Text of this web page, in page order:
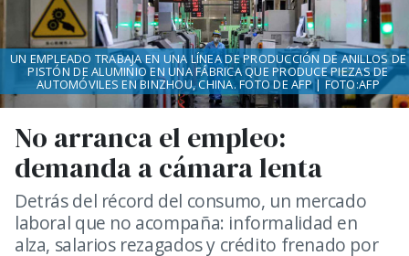
No arranca el empleo:
demanda a cámara lenta
Detrás del récord del consumo, un mercado
laboral que no acompaña: informalidad en
alza, salarios rezagados y crédito frenado por
UN EMPLEADO TRABAJA EN UNA LÍNEA DE PRODUCCIÓN DE ANILLOS DE
PISTÓN DE ALUMINIO EN UNA FÁBRICA QUE PRODUCE PIEZAS DE
AUTOMÓVILES EN BINZHOU, CHINA. FOTO DE AFP | FOTO:AFP